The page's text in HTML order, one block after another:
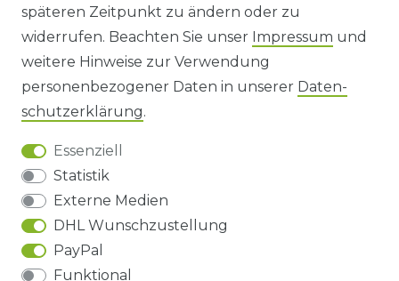
IMPRESSUM
AGB UND KUNDENINFORMATIONEN
DATENSCHUTZERKLÄRUNG
BARRIEREFREIHEIT
Impressum Daten­schutz­erklärung
späteren Zeitpunkt zu ändern oder zu
widerrufen. Beachten Sie unser Impressum und
weitere Hinweise zur Verwendung
personenbezogener Daten in unserer Daten­
schutz­erklärung.
Essenziell
Statistik
Externe Medien
DHL Wunschzustellung
PayPal
Funktional